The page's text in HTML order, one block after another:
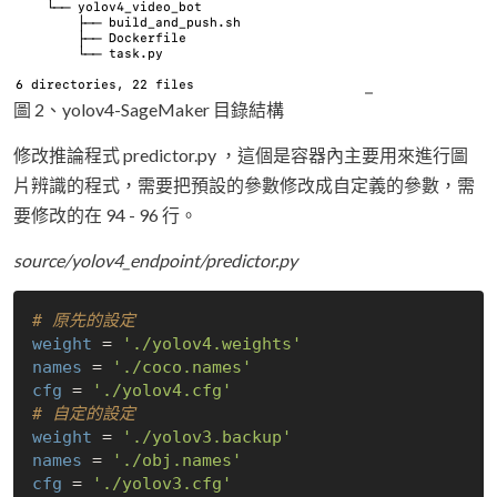
圖 2、yolov4-SageMaker 目錄結構
修改推論程式 predictor.py ，這個是容器內主要用來進行圖
片辨識的程式，需要把預設的參數修改成自定義的參數，需
要修改的在 94 - 96 行。
source/yolov4_endpoint/predictor.py
# 原先的設定
weight =
'./yolov4.weights'
names =
'./coco.names'
cfg =
'./yolov4.cfg'
# 自定的設定
weight =
'./yolov3.backup'
names =
'./obj.names'
cfg = './yolov3.cfg'